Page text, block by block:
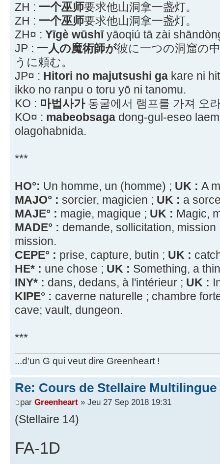
ZH : 一个巫师要求他山洞拿一盏灯。
ZH : 一个巫师要求他山洞拿一盏灯。
ZH¤ : Yīgè wūshīyāoqiú tā zài
JP : 一人の魔術師が彼に一つの洞窟の
うに頼む。
JP¤ : Hitori no majutsushi ga kare ni
ikko no ranpu o toru yō ni tanomu.
KO : 마법사가동굴에서 램프를 가져 오
KO¤ : mabeobsaga dong-gul-eseo
olagohabnida.
***
HO°: Un homme, un (homme) ; UK : A
MAJO° : sorcier, magicien ; UK : a
MAJE° : magie, magique ; UK : Magic,
MADE° : demande, sollicitation,
mission.
CEPE° : prise, capture, butin ; UK :
HE* : une chose ; UK : Something, a
INY* : dans, dedans, à l'intérieur ; UK :
KIPE° : caverne naturelle ; chambre
cave; vault, dungeon.
***
...d'un G qui veut dire Greenheart !
Re: Cours de Stellaire
par Greenheart » Jeu 27 Sep 2018 19:31
(Stellaire 14)
FA-1D